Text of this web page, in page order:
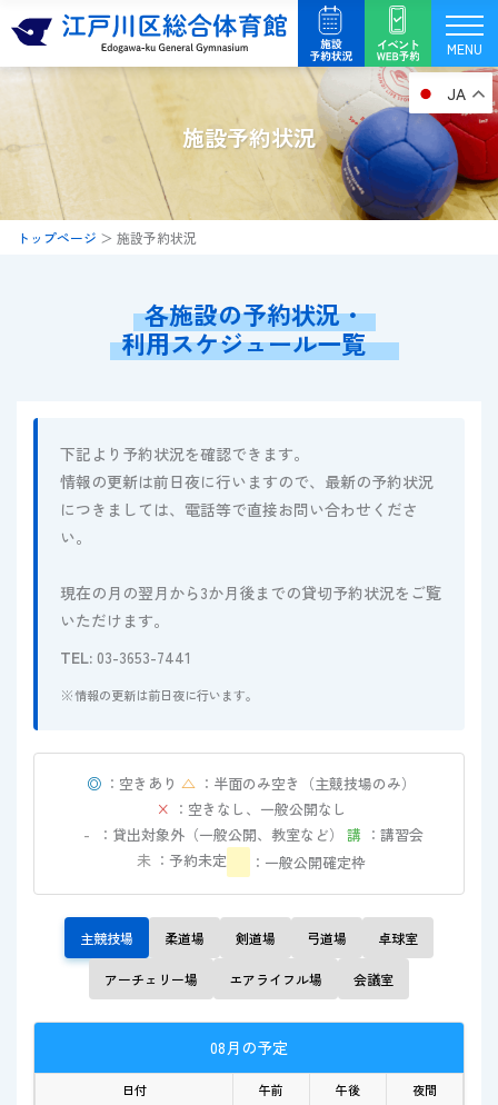
を
ッ
MENU
施設予約状況
トップページ ＞ 施設予約状況
各施設の予約状況・
利用スケジュール一覧
下記より予約状況を確認できます。
情報の更新は前日夜に行いますので、最新の予約状況
につきましては、電話等で直接お問い合わせくださ
い。
現在の月の翌月から3か月後までの貸切予約状況をご覧
いただけます。
TEL: 03-3653-7441
※情報の更新は前日夜に行います。
◎ ：空きあり △ ：半面のみ空き（主競技場のみ）
× ：空きなし、一般公開なし
-
：貸出対象外（一般公開、教室など） 講 ：講習会
未 ：予約未定 ：一般公開確定枠
主競技場 柔道場 剣道場 弓道場 卓球室
アーチェリー場 エアライフル場 会議室
08月の予定
日付 午前 午後 夜間
JA